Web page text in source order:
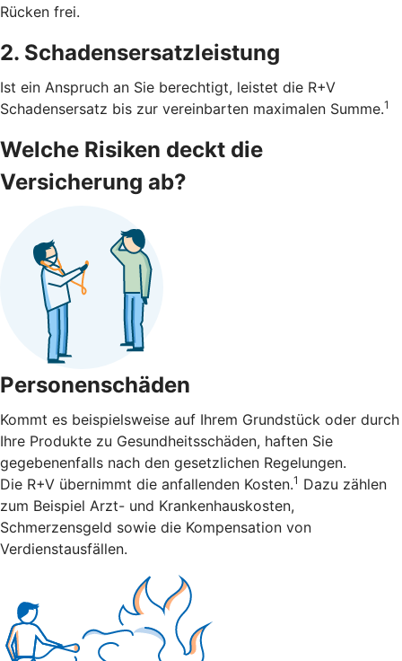
Rücken frei.
2. Schadensersatzleistung
Ist ein Anspruch an Sie berechtigt, leistet die R+V
Schadensersatz bis zur vereinbarten maximalen Summe.1
Welche Risiken deckt die
Versicherung ab?
Personenschäden
Kommt es beispielsweise auf Ihrem Grundstück oder durch
Ihre Produkte zu Gesundheitsschäden, haften Sie
gegebenenfalls nach den gesetzlichen Regelungen.
Die R+V übernimmt die anfallenden Kosten.1 Dazu zählen
zum Beispiel Arzt- und Krankenhauskosten,
Schmerzensgeld sowie die Kompensation von
Verdienstausfällen.